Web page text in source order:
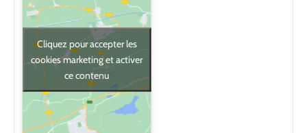
Cliquez pour accepter les
cookies marketing et activer
ce contenu